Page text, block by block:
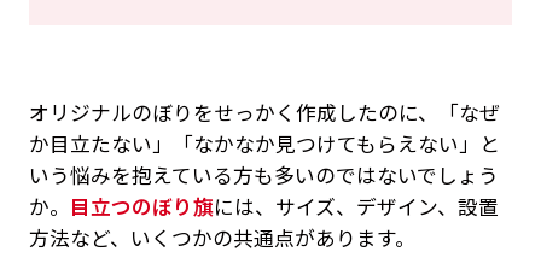
オリジナルのぼりをせっかく作成したのに、「なぜ
か目立たない」「なかなか見つけてもらえない」と
いう悩みを抱えている方も多いのではないでしょう
か。 目立つのぼり旗には、サイズ、デザイン、設置
方法など、いくつかの共通点があります。